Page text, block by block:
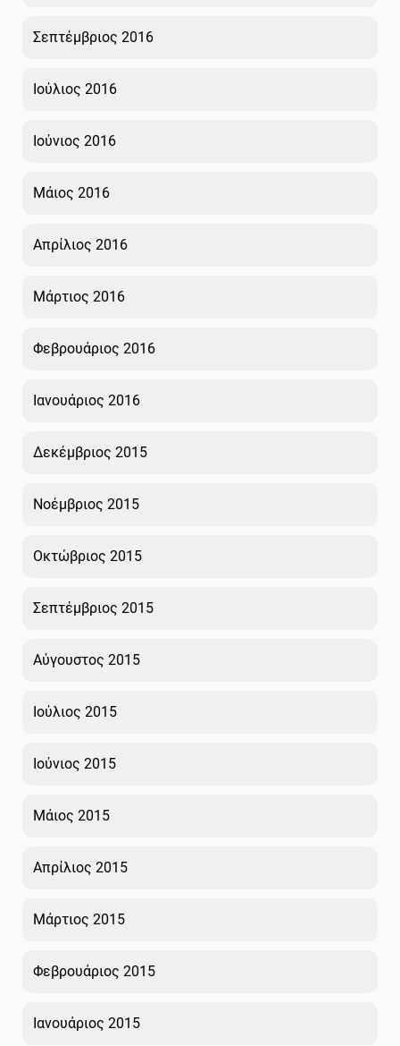
Σεπτέμβριος 2016
Ιούλιος 2016
Ιούνιος 2016
Μάιος 2016
Απρίλιος 2016
Μάρτιος 2016
Φεβρουάριος 2016
Ιανουάριος 2016
Δεκέμβριος 2015
Νοέμβριος 2015
Οκτώβριος 2015
Σεπτέμβριος 2015
Αύγουστος 2015
Ιούλιος 2015
Ιούνιος 2015
Μάιος 2015
Απρίλιος 2015
Μάρτιος 2015
Φεβρουάριος 2015
Ιανουάριος 2015